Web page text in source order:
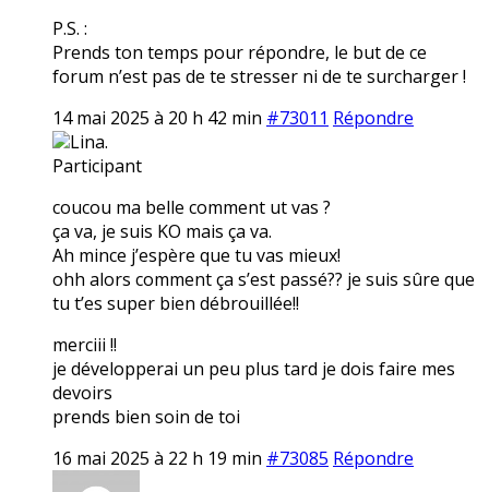
P.S. :
Prends ton temps pour répondre, le but de ce
forum n’est pas de te stresser ni de te surcharger !
14 mai 2025 à 20 h 42 min #73011 Répondre
Lina.
Participant
coucou ma belle comment ut vas ?
ça va, je suis KO mais ça va.
Ah mince j’espère que tu vas mieux!
ohh alors comment ça s’est passé?? je suis sûre que
tu t’es super bien débrouillée!!
merciii !!
je développerai un peu plus tard je dois faire mes
devoirs
prends bien soin de toi
16 mai 2025 à 22 h 19 min #73085 Répondre